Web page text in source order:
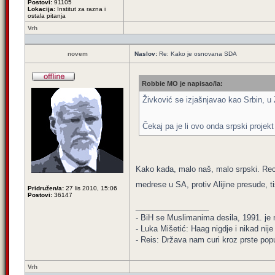
Postovi: 91105
Lokacija: Institut za razna i
ostala pitanja
Vrh
novem Naslov: Re: Kako je osnovana SDA
Pridružen/a: 27 lis 2010, 15:06
Postovi: 36147
Robbie MO je napisao/la:
Živković se izjašnjavao kao Srbin, u
Čekaj pa je li ovo onda srpski
Kako kada, malo naš, malo srpski.
medrese u SA, protiv Alijine presude,
- BiH se Muslimanima desila, 1991.
- Luka Mišetić: Haag nigdje i nikad
- Reis: Država nam curi kroz prste
Vrh